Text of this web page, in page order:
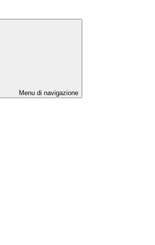
Menu di navigazione